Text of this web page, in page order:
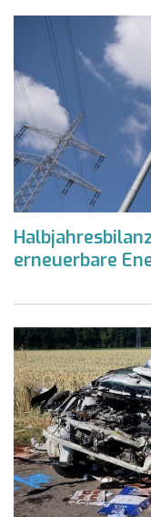
erneuerbare